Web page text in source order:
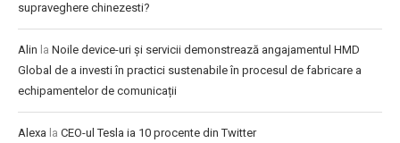
supraveghere chinezesti?
Alin la Noile device-uri și servicii demonstrează angajamentul HMD
Global de a investi în practici sustenabile în procesul de fabricare a
echipamentelor de comunicații
Alexa la CEO-ul Tesla ia 10 procente din Twitter